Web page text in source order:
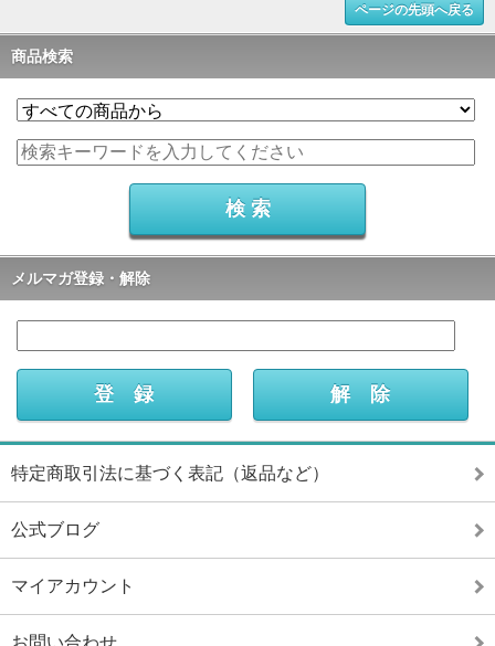
ページの先頭へ戻る
商品検索
メルマガ登録・解除
特定商取引法に基づく表記（返品など）
公式ブログ
マイアカウント